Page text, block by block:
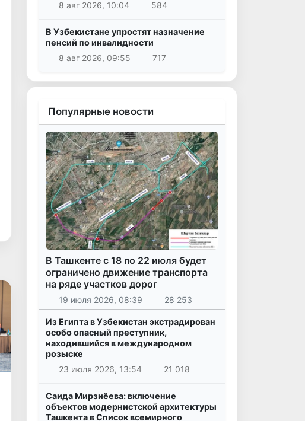
8 авг 2026, 10:04
584
В Узбекистане упростят назначение
пенсий по инвалидности
8 авг 2026, 09:55
717
Популярные новости
В Ташкенте с 18 по 22 июля будет
ограничено движение транспорта
на ряде участков дорог
19 июля 2026, 08:39 28 253
Из Египта в Узбекистан экстрадирован
особо опасный преступник,
находившийся в международном
розыске
23 июля 2026, 13:54
21 018
Саида Мирзиёева: включение
объектов модернистской архитектуры
Ташкента в Список всемирного